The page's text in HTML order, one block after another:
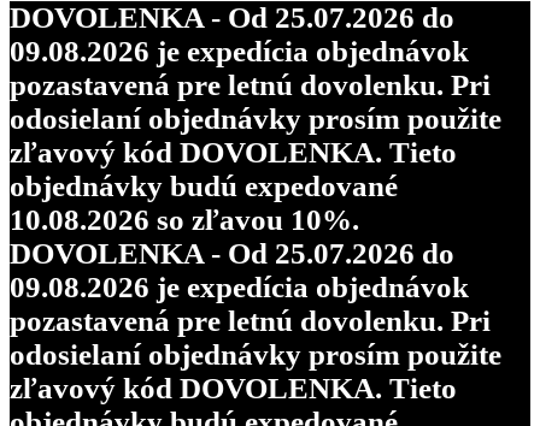
DOVOLENKA - Od 25.07.2026 do
09.08.2026 je expedícia objednávok
pozastavená pre letnú dovolenku. Pri
odosielaní objednávky prosím použite
zľavový kód DOVOLENKA. Tieto
objednávky budú expedované
10.08.2026 so zľavou 10%.
DOVOLENKA - Od 25.07.2026 do
09.08.2026 je expedícia objednávok
pozastavená pre letnú dovolenku. Pri
odosielaní objednávky prosím použite
zľavový kód DOVOLENKA. Tieto